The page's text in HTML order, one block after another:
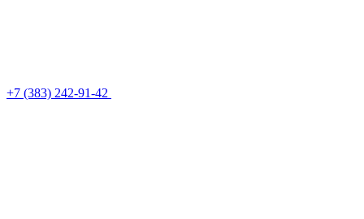
+7 (383) 242-91-42